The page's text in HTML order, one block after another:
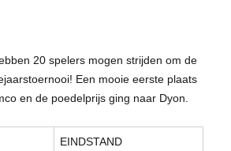
20 spelers mogen strijden om de
Een mooie eerste plaats
en de poedelprijs ging naar Dyon.
EINDSTAND